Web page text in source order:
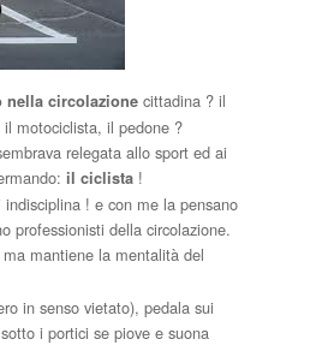
circolazione cittadina ? il
motociclista, il pedone ?
relegata allo sport ed ai
il ciclista !
! e con me la pensano
professionisti della circolazione.
mantiene la mentalità del
in senso vietato), pedala sui
i portici se piove e suona